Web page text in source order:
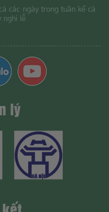
các ngày trong tuần kể cả
nghỉ lễ
lý